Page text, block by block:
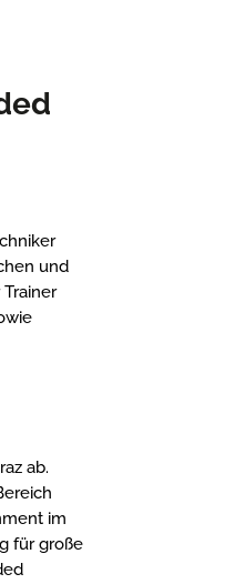
und
ab.
im
für große